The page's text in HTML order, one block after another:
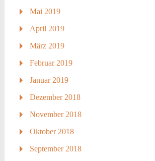
Mai 2019
April 2019
März 2019
Februar 2019
Januar 2019
Dezember 2018
November 2018
Oktober 2018
September 2018